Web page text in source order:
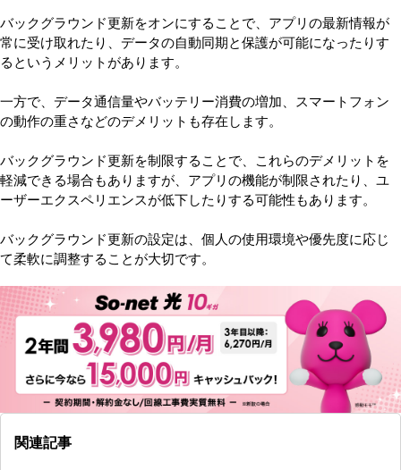
バックグラウンド更新をオンにすることで、アプリの最新情報が
常に受け取れたり、データの自動同期と保護が可能になったりす
るというメリットがあります。
一方で、データ通信量やバッテリー消費の増加、スマートフォン
の動作の重さなどのデメリットも存在します。
バックグラウンド更新を制限することで、これらのデメリットを
軽減できる場合もありますが、アプリの機能が制限されたり、ユ
ーザーエクスペリエンスが低下したりする可能性もあります。
バックグラウンド更新の設定は、個人の使用環境や優先度に応じ
て柔軟に調整することが大切です。
関連記事